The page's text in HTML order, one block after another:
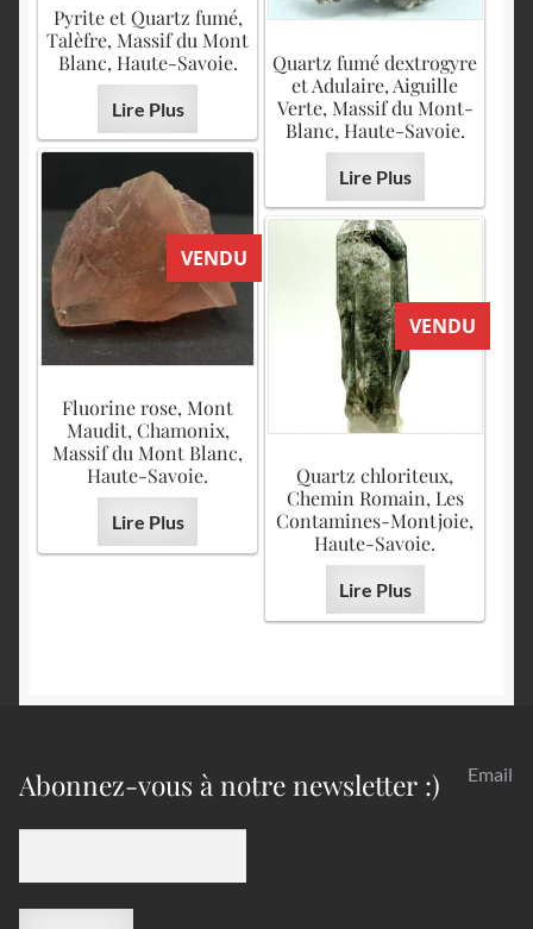
Pyrite et Quartz fumé,
Talèfre, Massif du Mont
Blanc, Haute-Savoie.
Lire Plus
Quartz fumé dextrogyre
et Adulaire, Aiguille
Verte, Massif du Mont-
Blanc, Haute-Savoie.
Lire Plus
VENDU
Fluorine rose, Mont
Maudit, Chamonix,
Massif du Mont Blanc,
Haute-Savoie.
Lire Plus
VENDU
Quartz chloriteux,
Chemin Romain, Les
Contamines-Montjoie,
Haute-Savoie.
Lire Plus
Abonnez-vous à notre newsletter :) Email